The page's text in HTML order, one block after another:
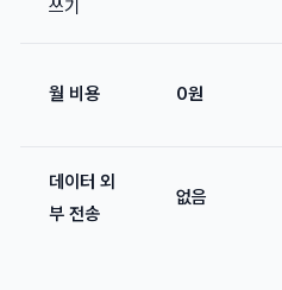
쓰기
월 비용 0원
데이터 외
부 전송
없음